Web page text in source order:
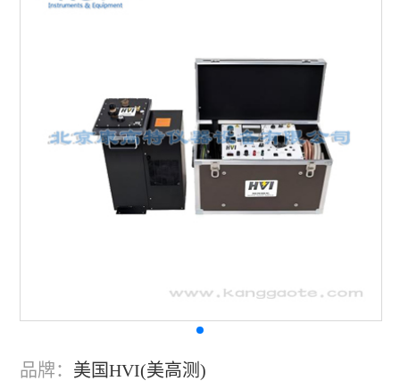
品牌： 美国HVI(美高测)